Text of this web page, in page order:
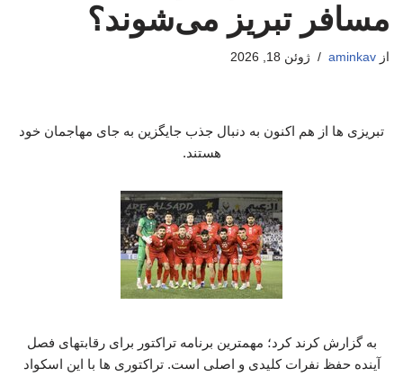
مسافر تبریز می‌شوند؟
از aminkav ژوئن 18, 2026
تبریزی ها از هم اکنون به دنبال جذب جایگزین به جای مهاجمان خود
هستند.
به گزارش کرند کرد؛ مهمترین برنامه تراکتور برای رقابتهای فصل
آینده حفظ نفرات کلیدی و اصلی است. تراکتوری ها با این اسکواد